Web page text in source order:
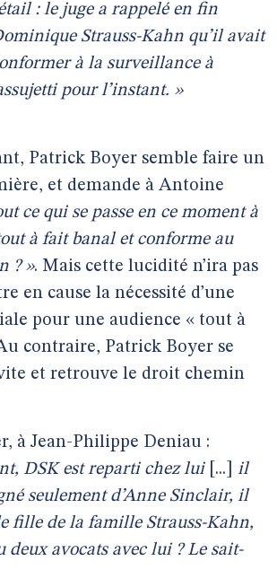
: le juge a rappelé en fin
Strauss-Kahn qu’il avait
à la surveillance à
pour l’instant. »
Patrick Boyer semble faire un
et demande à Antoine
ce qui se passe en ce moment à
à fait banal et conforme au
? ». Mais cette lucidité n’ira pas
en cause la nécessité d’une
pour une audience « tout à
contraire, Patrick Boyer se
et retrouve le droit chemin
à Jean-Philippe Deniau :
DSK est reparti chez lui[...] il
seulement d’Anne Sinclair, il
fille de la famille Strauss-Kahn,
deux avocats avec lui ? Le sait-